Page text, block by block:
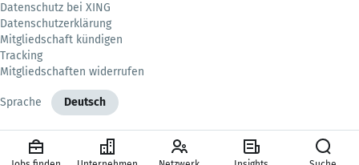
Datenschutz bei XING
Datenschutzerklärung
Mitgliedschaft kündigen
Tracking
Mitgliedschaften widerrufen
Sprache Deutsch